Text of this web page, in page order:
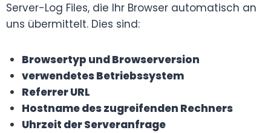
Server-Log Files, die Ihr Browser automatisch an
uns übermittelt. Dies sind:
Browsertyp und Browserversion
verwendetes Betriebssystem
Referrer URL
Hostname des zugreifenden Rechners
Uhrzeit der Serveranfrage